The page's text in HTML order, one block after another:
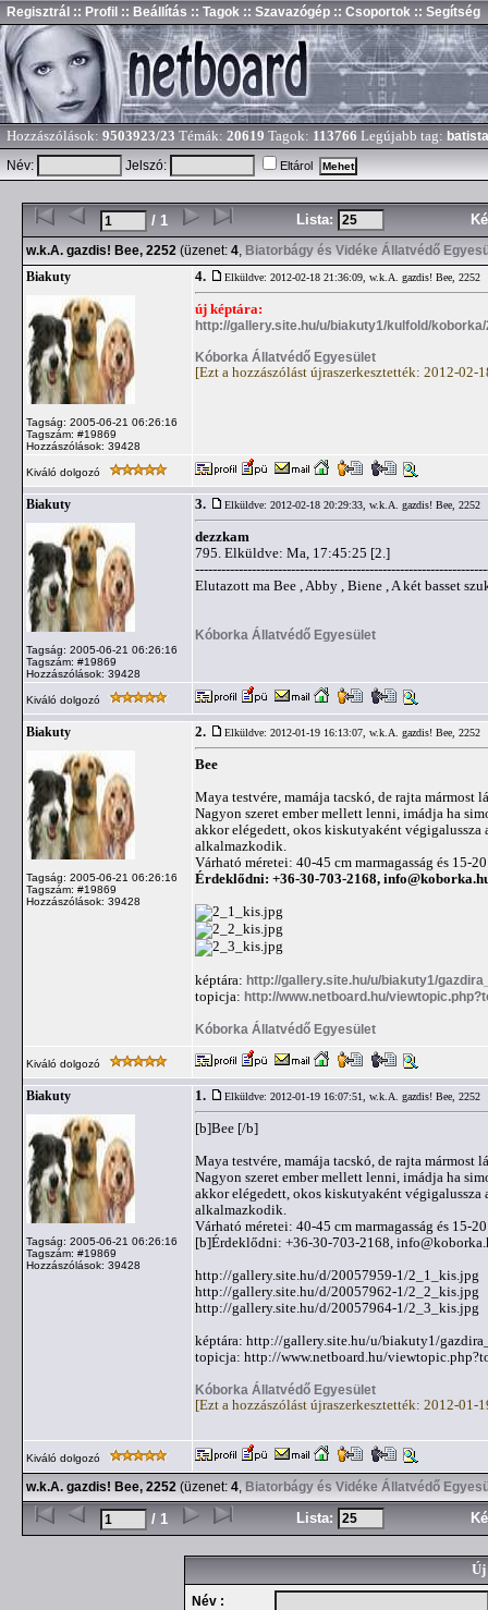
Regisztrál :: Profil :: Beállítás :: Tagok :: Szavazógép :: Csoportok :: Segítség
Hozzászólások: 9503923/23 Témák: 20619 Tagok: 113766 Legújabb tag: batista
Név:
Jelszó: Eltárol
/ 1 Lista:
w.k.A. gazdis! Bee, 2252 (üzenet: 4, Biatorbágy és Vidéke Állatvédő
Biakuty
Tagság: 2005-06-21 06:26:16
Tagszám: #19869
Hozzászólások: 39428
4. Elküldve: 2012-02-18 21:36:09, w.k.A. gazdis! Bee, 2252
új képtára:
http://gallery.site.hu/u/biakuty1/kulfold/
Kóborka Állatvédő Egyesület
[Ezt a hozzászólást újraszerkesztették: 2012-02-
Kiváló dolgozó
Biakuty
Tagság: 2005-06-21 06:26:16
Tagszám: #19869
Hozzászólások: 39428
3. Elküldve: 2012-02-18 20:29:33, w.k.A. gazdis! Bee, 2252
dezzkam
795. Elküldve: Ma, 17:45:25 [2.]
Elutazott ma Bee , Abby , Biene , A két basset
Kóborka Állatvédő Egyesület
Kiváló dolgozó
Biakuty
Tagság: 2005-06-21 06:26:16
Tagszám: #19869
Hozzászólások: 39428
2. Elküldve: 2012-01-19 16:13:07, w.k.A. gazdis! Bee, 2252
Bee
Maya testvére, mamája tacskó, de rajta
Nagyon szeret ember mellett lenni, imádja ha
akkor elégedett, okos kiskutyaként végigalussza
alkalmazkodik.
Várható méretei: 40-45 cm marmagasság és 15-
Érdeklődni: +36-30-703-2168,
képtára: http://gallery.site.hu/u/biakuty1/
topicja: http://www.netboard.hu/
Kóborka Állatvédő Egyesület
Kiváló dolgozó
Biakuty
Tagság: 2005-06-21 06:26:16
Tagszám: #19869
Hozzászólások: 39428
1. Elküldve: 2012-01-19 16:07:51, w.k.A. gazdis! Bee, 2252
[b]Bee [/b]
Maya testvére, mamája tacskó, de rajta
Nagyon szeret ember mellett lenni, imádja ha
akkor elégedett, okos kiskutyaként végigalussza
alkalmazkodik.
Várható méretei: 40-45 cm marmagasság és 15-
[b]Érdeklődni: +36-30-703-2168,
http://gallery.site.hu/d/20057959-1/2_1_kis.jpg
http://gallery.site.hu/d/20057962-1/2_2_kis.jpg
http://gallery.site.hu/d/20057964-1/2_3_kis.jpg
képtára: http://gallery.site.hu/u/biakuty1/
topicja: http://www.netboard.hu/
Kóborka Állatvédő Egyesület
[Ezt a hozzászólást újraszerkesztették: 2012-01-
Kiváló dolgozó
w.k.A. gazdis! Bee, 2252 (üzenet: 4, Biatorbágy és Vidéke Állatvédő
/ 1 Lista:
Új
Név :